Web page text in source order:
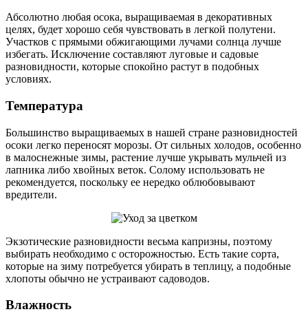
Абсолютно любая осока, выращиваемая в декоративных
целях, будет хорошо себя чувствовать в легкой полутени.
Участков с прямыми обжигающими лучами солнца лучше
избегать. Исключение составляют луговые и садовые
разновидности, которые спокойно растут в подобных
условиях.
Температура
Большинство выращиваемых в нашей стране разновидностей
осоки легко переносят морозы. От сильных холодов, особенно
в малоснежные зимы, растение лучше укрывать мульчей из
лапника либо хвойных веток. Солому использовать не
рекомендуется, поскольку ее нередко облюбовывают
вредители.
Экзотические разновидности весьма капризны, поэтому
выбирать необходимо с осторожностью. Есть такие сорта,
которые на зиму потребуется убирать в теплицу, а подобные
хлопоты обычно не устраивают садоводов.
Влажность